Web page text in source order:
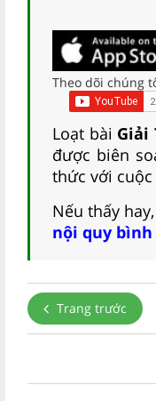
Theo dõi chúng
Loạt bài Giải
được biên
thức với cuộc
Nếu thấy
nội quy
Trang trước